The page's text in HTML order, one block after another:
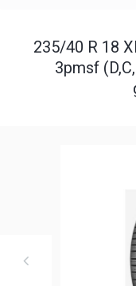
235/40 R 18
3pmsf